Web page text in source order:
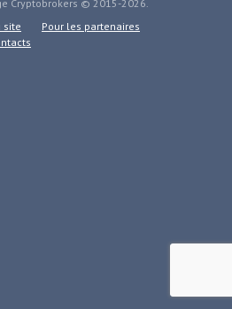
Cryptobrokers © 2015-2026.
site
Pour les partenaires